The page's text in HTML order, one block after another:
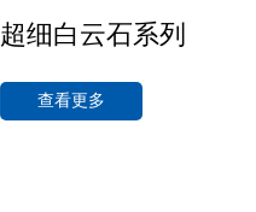
超细白云石系列
查看更多